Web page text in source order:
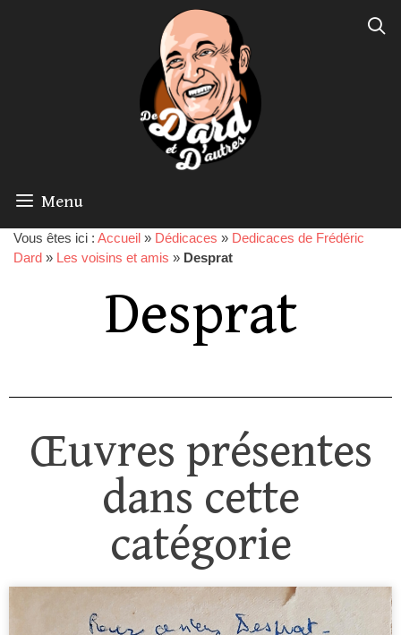
Menu
Vous êtes ici : Accueil » Dédicaces » Dedicaces de Frédéric
Dard » Les voisins et amis » Desprat
Desprat
Œuvres présentes
dans cette
catégorie